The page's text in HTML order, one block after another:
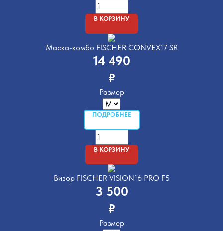
В КОРЗИНУ
Маска-комбо FISCHER CONVEX17 SR
14 490
₽
Размер
ПОДРОБНЕЕ
В КОРЗИНУ
Визор FISCHER VISION16 PRO F5
3 500
₽
Размер